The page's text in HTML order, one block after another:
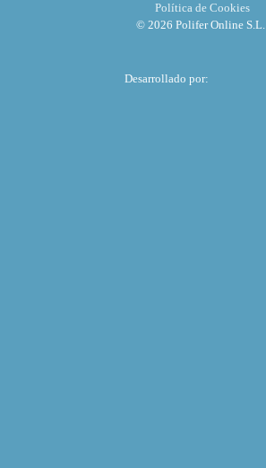
Política de Cookies
© 2026 Polifer Online S.L.
Desarrollado por: